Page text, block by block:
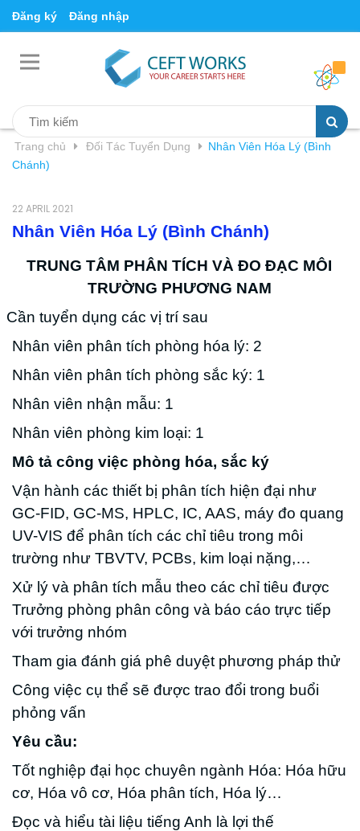
Đăng ký Đăng nhập
Trang chủ Đối Tác Tuyển Dụng
Nhân Viên Hóa Lý (Bình
Chánh)
22 APRIL 2021
Nhân Viên Hóa Lý (Bình Chánh)
TRUNG TÂM PHÂN TÍCH VÀ ĐO ĐẠC MÔI
TRƯỜNG PHƯƠNG NAM
Cần tuyển dụng các vị trí sau
Nhân viên phân tích phòng hóa lý: 2
Nhân viên phân tích phòng sắc ký: 1
Nhân viên nhận mẫu: 1
Nhân viên phòng kim loại: 1
Mô tả công việc phòng hóa, sắc ký
Vận hành các thiết bị phân tích hiện đại như
GC-FID, GC-MS, HPLC, IC, AAS, máy đo quang
UV-VIS để phân tích các chỉ tiêu trong môi
trường như TBVTV, PCBs, kim loại nặng,…
Xử lý và phân tích mẫu theo các chỉ tiêu được
Trưởng phòng phân công và báo cáo trực tiếp
với trưởng nhóm
Tham gia đánh giá phê duyệt phương pháp thử
Công việc cụ thể sẽ được trao đổi trong buổi
phỏng vấn
Yêu cầu:
Tốt nghiệp đại học chuyên ngành Hóa: Hóa hữu
cơ, Hóa vô cơ, Hóa phân tích, Hóa lý…
Đọc và hiểu tài liệu tiếng Anh là lợi thế